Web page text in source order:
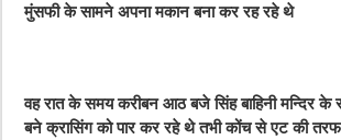
मुंसफी के सामने अपना मकान बना कर रह रहे थे
वह रात के समय करीबन आठ बजे सिंह बाहिनी मन्दिर के
बने क्रासिंग को पार कर रहे थे तभी कोंच से एट की